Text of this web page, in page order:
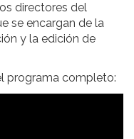
directores del
se encargan de la
y la edición de
programa completo: